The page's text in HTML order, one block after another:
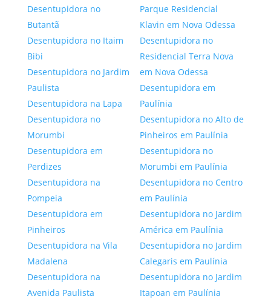
Desentupidora no
Butantã
Desentupidora no Itaim
Bibi
Desentupidora no Jardim
Paulista
Desentupidora na Lapa
Desentupidora no
Morumbi
Desentupidora em
Perdizes
Desentupidora na
Pompeia
Desentupidora em
Pinheiros
Desentupidora na Vila
Madalena
Desentupidora na
Avenida Paulista
Parque Residencial
Klavin em Nova Odessa
Desentupidora no
Residencial Terra Nova
em Nova Odessa
Desentupidora em
Paulínia
Desentupidora no Alto de
Pinheiros em Paulínia
Desentupidora no
Morumbi em Paulínia
Desentupidora no Centro
em Paulínia
Desentupidora no Jardim
América em Paulínia
Desentupidora no Jardim
Calegaris em Paulínia
Desentupidora no Jardim
Itapoan em Paulínia